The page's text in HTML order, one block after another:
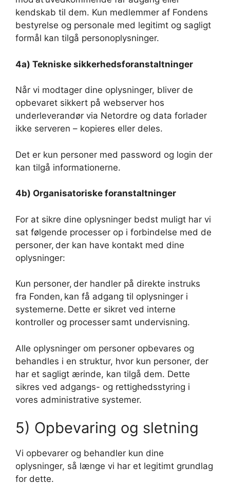
kendskab til dem. Kun medlemmer af Fondens
bestyrelse og personale med legitimt og sagligt
formål kan tilgå personoplysninger.
4a) Tekniske sikkerhedsforanstaltninger
Når vi modtager dine oplysninger, bliver de
opbevaret sikkert på webserver hos
underleverandør via Netordre og data forlader
ikke serveren – kopieres eller deles.
Det er kun personer med password og login der
kan tilgå informationerne.
4b) Organisatoriske foranstaltninger
For at sikre dine oplysninger bedst muligt har vi
sat følgende processer op i forbindelse med de
personer, der kan have kontakt med dine
oplysninger:
Kun personer, der handler på direkte instruks
fra Fonden, kan få adgang til oplysninger i
systemerne. Dette er sikret ved interne
kontroller og processer samt undervisning.
Alle oplysninger om personer opbevares og
behandles i en struktur, hvor kun personer, der
har et sagligt ærinde, kan tilgå dem. Dette
sikres ved adgangs- og rettighedsstyring i
vores administrative systemer.
5) Opbevaring og sletning
Vi opbevarer og behandler kun dine
oplysninger, så længe vi har et legitimt grundlag
for dette.